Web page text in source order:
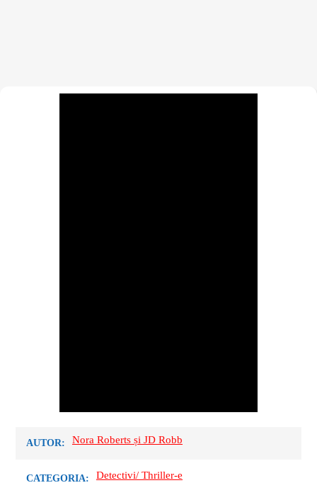
AUTOR: Nora Roberts și JD Robb
CATEGORIA: Detectivi/ Thriller-e